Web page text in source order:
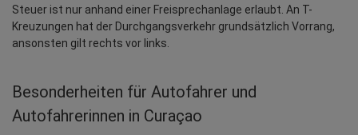
Steuer ist nur anhand einer Freisprechanlage erlaubt. An T-
Kreuzungen hat der Durchgangsverkehr grundsätzlich Vorrang,
ansonsten gilt rechts vor links.
Besonderheiten für Autofahrer und
Autofahrerinnen in Curaçao